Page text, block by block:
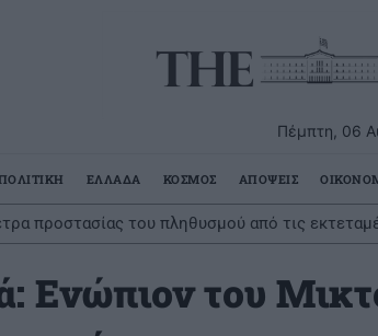
Πέμπτη, 06
ΕΛΛΑΔΑ ΚΟΣΜΟΣ ΑΠΟΨΕΙΣ
προστασίας του πληθυσμού από τις
Ενώπιον του